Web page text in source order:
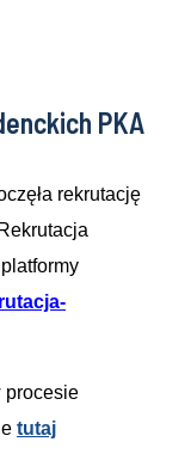
PKA
rekrutację
procesie
tutaj